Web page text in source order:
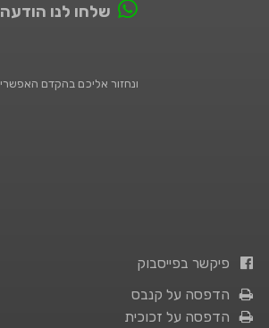
שלחו לנו הודעה
ונחזור אליכם בהקדם האפשרי
פיקשר בפייסבוק
הדפסה על קנבס
הדפסה על זכוכית